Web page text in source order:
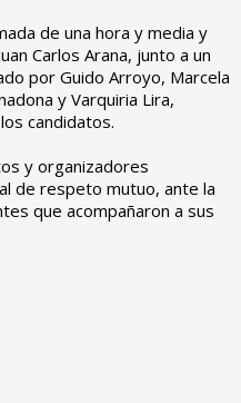
de una hora y media y
Carlos Arana, junto a un
por Guido Arroyo, Marcela
y Varquiria Lira,
candidatos.
y organizadores
de respeto mutuo, ante la
que acompañaron a sus